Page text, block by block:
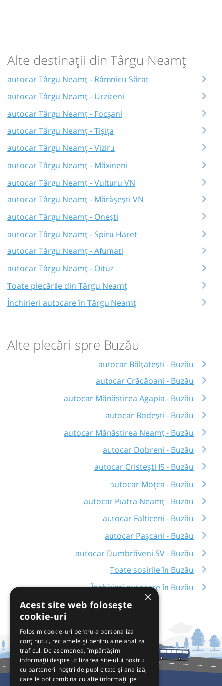
Alte destinații din Târgu Neamț
autocar Târgu Neamț - Râmnicu Sărat
autocar Târgu Neamț - Urziceni
autocar Târgu Neamț - Focșani
autocar Târgu Neamț - Tișița
autocar Târgu Neamț - Viziru
autocar Târgu Neamț - Măxineni
autocar Târgu Neamț - Vulturu VN
autocar Târgu Neamț - Mărășești VN
autocar Târgu Neamț - Onești
autocar Târgu Neamț - Spiru Haret
autocar Târgu Neamț - Afumati
autocar Târgu Neamț - Oituz
Toate plecările din Târgu Neamț
Închirieri autocare în Târgu Neamț
Alte plecări spre Buzău
autocar Bălțătești - Buzău
autocar Crăcăoani - Buzău
autocar Mănăstirea Agapia - Buzău
autocar Bodești - Buzău
autocar Mănăstirea Neamţ - Buzău
autocar Dobreni - Buzău
autocar Cristești IS - Buzău
autocar Moțca - Buzău
autocar Piatra Neamț - Buzău
autocar Fălticeni - Buzău
autocar Pașcani - Buzău
autocar Dumbrăveni SV - Buzău
Toate sosirile în Buzău
Închirieri autocare în Buzău
×
Acest site web folosește
cookie-uri
Folosim cookie-uri pentru a personaliza
conținutul, reclamele și pentru a ne analiza
traficul. De asemenea, împărtășim
informații despre utilizarea site-ului nostru
cu partenerii noștri de publicitate și analiză,
care le pot combina cu alte informații pe